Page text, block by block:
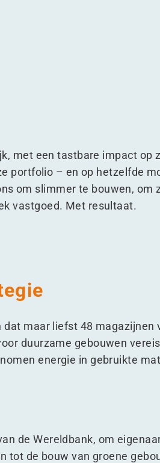
met een tastbare impact op
portfolio – en op hetzelfde
om slimmer te bouwen, om
vastgoed. Met resultaat.
maar liefst 48 magazijnen
duurzame gebouwen
energie in gebruikte
de Wereldbank, om
de bouw van groene